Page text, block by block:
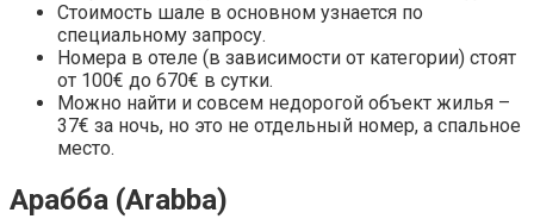
Стоимость шале в основном узнается по
специальному запросу.
Номера в отеле (в зависимости от категории) стоят
от 100€ до 670€ в сутки.
Можно найти и совсем недорогой объект жилья –
37€ за ночь, но это не отдельный номер, а спальное
место.
Арабба (Arabba)